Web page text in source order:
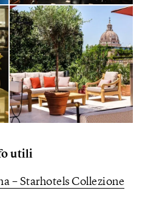
utili
– Starhotels Collezione